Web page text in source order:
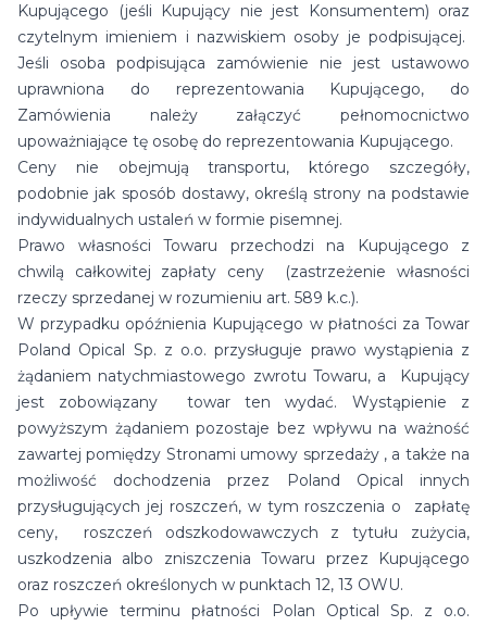
Kupującego (jeśli Kupujący nie jest Konsumentem) oraz
czytelnym imieniem i nazwiskiem osoby je podpisującej.
Jeśli osoba podpisująca zamówienie nie jest ustawowo
uprawniona do reprezentowania Kupującego, do
Zamówienia należy załączyć pełnomocnictwo
upoważniające tę osobę do reprezentowania Kupującego.
Ceny nie obejmują transportu, którego szczegóły,
podobnie jak sposób dostawy, określą strony na podstawie
indywidualnych ustaleń w formie pisemnej.
Prawo własności Towaru przechodzi na Kupującego z
chwilą całkowitej zapłaty ceny (zastrzeżenie własności
rzeczy sprzedanej w rozumieniu art. 589 k.c.).
W przypadku opóźnienia Kupującego w płatności za Towar
Poland Opical Sp. z o.o. przysługuje prawo wystąpienia z
żądaniem natychmiastowego zwrotu Towaru, a Kupujący
jest zobowiązany towar ten wydać. Wystąpienie z
powyższym żądaniem pozostaje bez wpływu na ważność
zawartej pomiędzy Stronami umowy sprzedaży , a także na
możliwość dochodzenia przez Poland Opical innych
przysługujących jej roszczeń, w tym roszczenia o zapłatę
ceny, roszczeń odszkodowawczych z tytułu zużycia,
uszkodzenia albo zniszczenia Towaru przez Kupującego
oraz roszczeń określonych w punktach 12, 13 OWU.
Po upływie terminu płatności Polan Optical Sp. z o.o.